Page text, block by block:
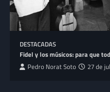
DESTACADAS
Fidel y los músicos: para que
Pedro Norat Soto 27 de